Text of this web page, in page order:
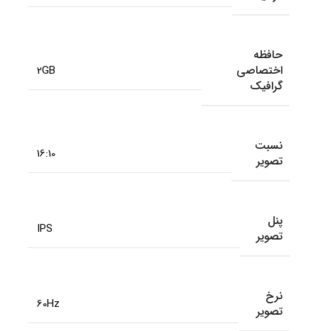
حافظه
اختصاصی
گرافیک
2GB
نسبت
تصویر
16:10
پنل
تصویر
IPS
نرخ
تصویر
60Hz